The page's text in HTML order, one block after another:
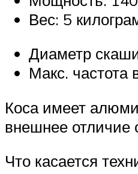
Вес: 5
Диаметр
Макс. частота
Коса имеет
внешнее отличие
Что касается